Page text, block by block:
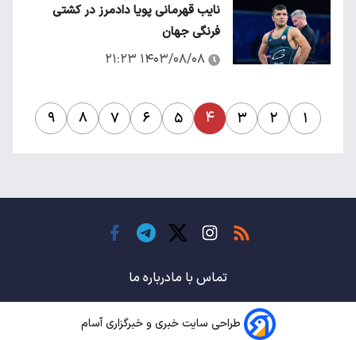
نایب قهرمانی پویا دادمرز در کشتی
فرنگی جهان
۱۴۰۳/۰۸/۰۸ ۲۱:۲۳
۱ ۲ ۳ ۴ ۵ ۶ ۷ ۸ ۹
تماس با مادرباره ما
طراحی سایت خبری و خبرگزاری آسام